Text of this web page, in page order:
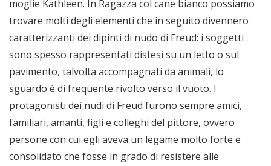
moglie Kathleen. In Ragazza col cane bianco possiamo
trovare molti degli elementi che in seguito divennero
caratterizzanti dei dipinti di nudo di Freud: i soggetti
sono spesso rappresentati distesi su un letto o sul
pavimento, talvolta accompagnati da animali, lo
sguardo è di frequente rivolto verso il vuoto. I
protagonisti dei nudi di Freud furono sempre amici,
familiari, amanti, figli e colleghi del pittore, ovvero
persone con cui egli aveva un legame molto forte e
consolidato che fosse in grado di resistere alle